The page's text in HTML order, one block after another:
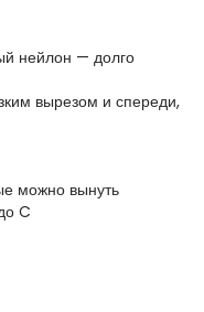
нейлон — долго
вырезом и спереди,
можно вынуть
C